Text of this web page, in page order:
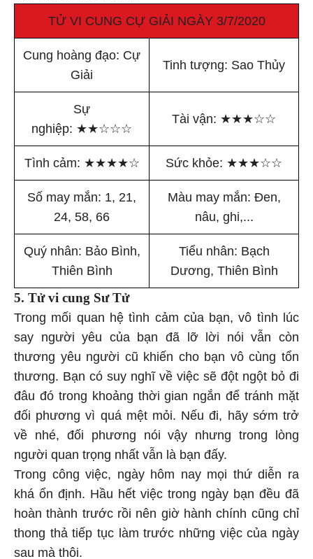
TỬ VI CUNG CỰ GIẢI NGÀY 3/7/2020
Cung hoàng đạo: Cự
Giải
Tinh tượng: Sao Thủy
Sự
nghiệp: ★★☆☆☆
Tài vận: ★★★☆☆
Tình cảm: ★★★★☆ Sức khỏe: ★★★☆☆
Số may mắn: 1, 21,
24, 58, 66
Màu may mắn: Đen,
nâu, ghi,...
Quý nhân: Bảo Bình,
Thiên Bình
Tiểu nhân: Bạch
Dương, Thiên Bình
5. Tử vi cung Sư Tử
Trong mối quan hệ tình cảm của bạn, vô tình lúc
say người yêu của bạn đã lỡ lời nói vẫn còn
thương yêu người cũ khiến cho bạn vô cùng tổn
thương. Bạn có suy nghĩ về việc sẽ đột ngột bỏ đi
đâu đó trong khoảng thời gian ngắn để tránh mặt
đối phương vì quá mệt mỏi. Nếu đi, hãy sớm trở
về nhé, đối phương nói vậy nhưng trong lòng
người quan trọng nhất vẫn là bạn đấy.
Trong công việc, ngày hôm nay mọi thứ diễn ra
khá ổn định. Hầu hết việc trong ngày bạn đều đã
hoàn thành trước rồi nên giờ hành chính cũng chỉ
thong thả tiếp tục làm trước những việc của ngày
sau mà thôi.